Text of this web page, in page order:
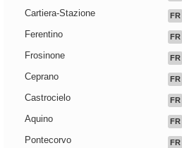
Cartiera-Stazione FR
Ferentino FR
Frosinone FR
Ceprano FR
Castrocielo FR
Aquino FR
Pontecorvo FR